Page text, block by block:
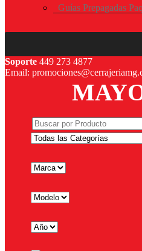
Guías Prepagadas
Soporte 449 273 4877
Email: